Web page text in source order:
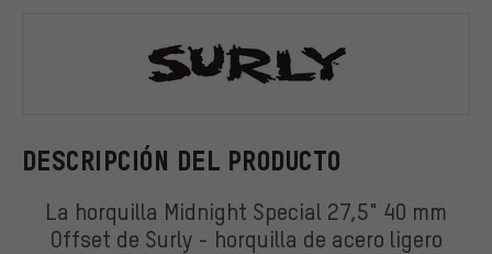
DESCRIPCIÓN DEL PRODUCTO
La horquilla Midnight Special 27,5" 40 mm
Offset de Surly - horquilla de acero ligero